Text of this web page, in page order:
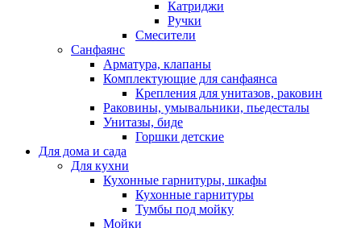
Катриджи
Ручки
Смесители
Санфаянс
Арматура, клапаны
Комплектующие для санфаянса
Крепления для унитазов, раковин
Раковины, умывальники, пьедесталы
Унитазы, биде
Горшки детские
Для дома и сада
Для кухни
Кухонные гарнитуры, шкафы
Кухонные гарнитуры
Тумбы под мойку
Мойки